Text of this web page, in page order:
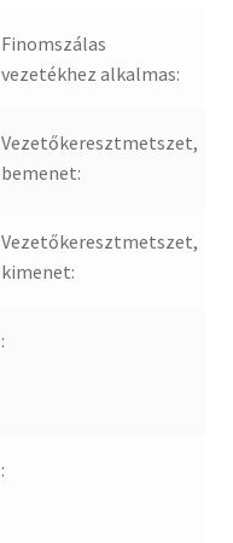
Finomszálas
vezetékhez alkalmas:
Vezetőkeresztmetszet,
bemenet:
Vezetőkeresztmetszet,
kimenet:
:
: